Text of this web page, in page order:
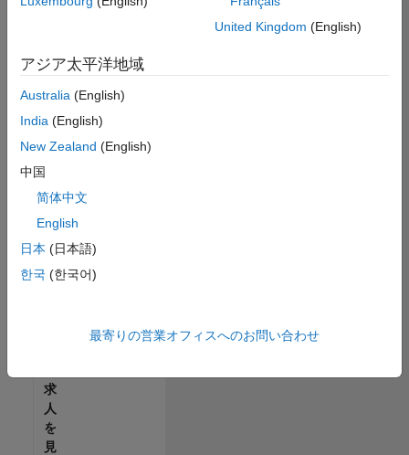
翻
れ
い
ま
せ
ご
希
望
地
域
求
人
を
見
United Kingdom (English)
アジア太平洋地域
Australia (English)
India (English)
New Zealand (English)
中国
简体中文
English
日本 (日本語)
한국 (한국어)
最寄りの営業オフィスへのお問い合わせ